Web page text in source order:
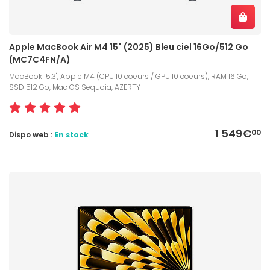
Apple MacBook Air M4 15" (2025) Bleu ciel 16Go/512 Go
(MC7C4FN/A)
MacBook 15.3", Apple M4 (CPU 10 coeurs / GPU 10 coeurs), RAM 16 Go,
SSD 512 Go, Mac OS Sequoia, AZERTY
1 549€00
Dispo web : En stock